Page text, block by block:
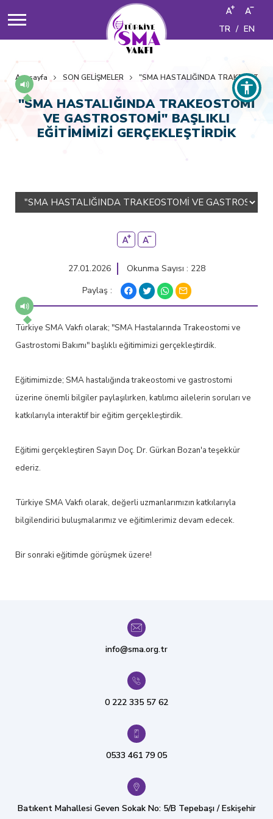
TR / EN
Anasayfa SON GELİŞMELER "SMA HASTALIĞINDA TRAKEOSTOMİ
"SMA HASTALIĞINDA TRAKEOSTOMİ
VE GASTROSTOMİ" BAŞLIKLI
EĞİTİMİMİZİ GERÇEKLEŞTİRDİK
27.01.2026
Okunma Sayısı : 228
Paylaş :
Türkiye SMA Vakfı olarak; "SMA Hastalarında Trakeostomi ve
Gastrostomi Bakımı" başlıklı eğitimimizi gerçekleştirdik.
Eğitimimizde; SMA hastalığında trakeostomi ve gastrostomi
üzerine önemli bilgiler paylaşılırken, katılımcı ailelerin soruları ve
katkılarıyla interaktif bir eğitim gerçekleştirdik.
Eğitimi gerçekleştiren Sayın Doç. Dr. Gürkan Bozan'a teşekkür
ederiz.
Türkiye SMA Vakfı olarak, değerli uzmanlarımızın katkılarıyla
bilgilendirici buluşmalarımız ve eğitimlerimiz devam edecek.
Bir sonraki eğitimde görüşmek üzere!
info@sma.org.tr
0 222 335 57 62
0533 461 79 05
Batıkent Mahallesi Geven Sokak No: 5/B Tepebaşı / Eskişehir